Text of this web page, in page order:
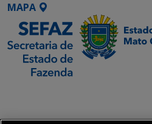
MAPA
Transformação Digital